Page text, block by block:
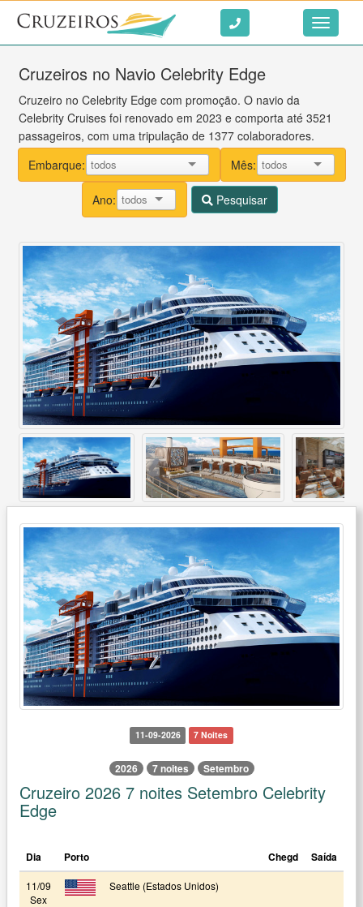
Ir ao conteúdo
Toggle
Cruzeiros no Navio Celebrity Edge
Cruzeiro no Celebrity Edge com promoção. O navio da
Celebrity Cruises foi renovado em 2023 e comporta até 3521
passageiros, com uma tripulação de 1377 colaboradores.
Embarque:
Mês:
Ano: Pesquisar
11-09-2026 7 Noites
2026 7 noites Setembro
Cruzeiro 2026 7 noites Setembro Celebrity
Edge
Dia Porto Chegd Saída
11/09
Sex
Seattle (Estados Unidos)